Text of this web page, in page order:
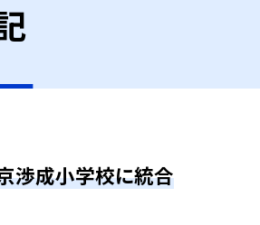
渉成小学校に統合